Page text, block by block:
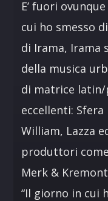
E’ fuori
cui ho smesso
di Irama, Irama
della musica
di matrice
eccellenti: Sfera
William, Lazza
produttori come
Merk &
“Il giorno in cui